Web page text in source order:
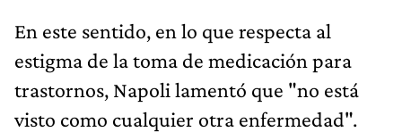
En este sentido, en lo que respecta al
estigma de la toma de medicación para
trastornos, Napoli lamentó que "no está
visto como cualquier otra enfermedad".